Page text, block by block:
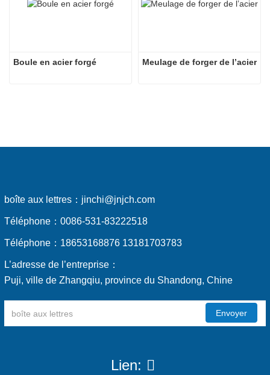
Boule en acier forgé Meulage de forger de l’acier
boîte aux lettres： jinchi@jnjch.com
Téléphone： 0086-531-83222518
Téléphone： 18653168876 13181703783
L’adresse de l’entreprise：
Puji, ville de Zhangqiu, province du Shandong, Chine
Envoyer
Lien: